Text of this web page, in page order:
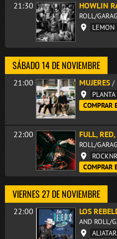
21:30 HOWLIN
ROLL/
LEMON
SÁBADO 14 DE NOVIEMBRE
21:00 MUJERES /
COMPRAR
22:00 FULL,
ROLL/
COMPRAR
VIERNES 27 DE NOVIEMBRE
22:00 LOS
AND ROLL/